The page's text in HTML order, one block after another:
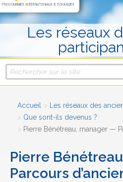
Les réseaux
Accueil
Les réseaux des
Que sont-ils devenus ?
Pierre Bénétreau, manager —
Pierre
Parcours